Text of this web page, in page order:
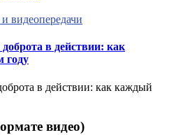
видеопередачи
в действии: как
году
в действии: как каждый
видео)